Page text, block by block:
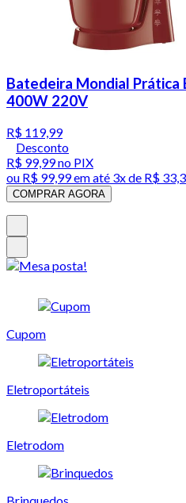
Batedeira Mondial Prática
400W 220V
R$ 119,99
Desconto
R$ 99,99no PIX
ou R$ 99,99em até 3x de R$
COMPRAR AGORA
Cupom
Eletroportáteis
Eletrodom